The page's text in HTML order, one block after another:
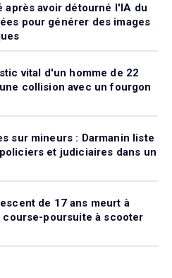
après avoir détourné l'IA du
pour générer des images
vital d'un homme de 22
collision avec un fourgon
sur mineurs : Darmanin liste
et judiciaires dans un
de 17 ans meurt à
course-poursuite à scooter